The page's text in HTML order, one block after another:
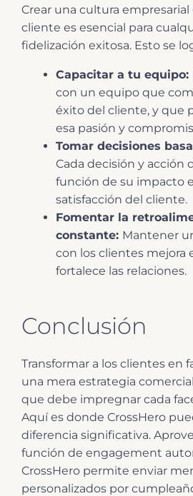
Crear una cultura
cliente es esencial para
fidelización exitosa. Esto se
Capacitar a tu equipo:
con un equipo que
éxito del cliente, y que
esa pasión y
Tomar decisiones
Cada decisión y acción
función de su impacto
satisfacción del cliente.
Fomentar la
constante: Mantener
con los clientes mejora
fortalece las relaciones.
Conclusión
Transformar a los clientes en
una mera estrategia
que debe impregnar cada
Aquí es donde CrossHero
diferencia significativa.
función de engagement
CrossHero permite enviar
personalizados por